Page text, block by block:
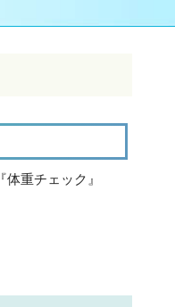
重チェック』